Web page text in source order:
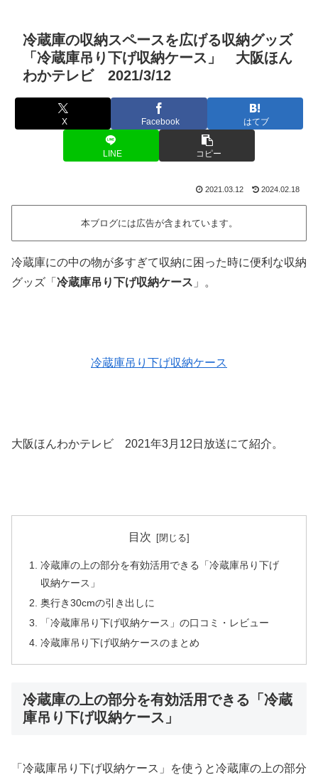
冷蔵庫の収納スペースを広げる収納グッズ
「冷蔵庫吊り下げ収納ケース」 大阪ほん
わかテレビ 2021/3/12
X Facebook はてブ
LINE コピー
2021.03.12 2024.02.18
本ブログには広告が含まれています。
冷蔵庫にの中の物が多すぎて収納に困った時に便利な収納
グッズ「 冷蔵庫吊り下げ収納ケース 」。
冷蔵庫吊り下げ収納ケース
大阪ほんわかテレビ 2021年3月12日放送にて紹介。
目次
冷蔵庫の上の部分を有効活用できる「冷蔵庫吊り下げ
収納ケース」
奥行き30cmの引き出しに
「冷蔵庫吊り下げ収納ケース」の口コミ・レビュー
冷蔵庫吊り下げ収納ケースのまとめ
冷蔵庫の上の部分を有効活用できる「冷蔵
庫吊り下げ収納ケース」
「冷蔵庫吊り下げ収納ケース」を使うと冷蔵庫の上の部分